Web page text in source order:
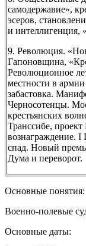
самодержавие»,
эсеров,
и интеллигенция,
9. Революция.
Гапоновщина,
Революционное
местности в
забастовка.
Черносотенцы.
крестьянских
Транссибе,
вознаграждение. I
спад. Новый
Дума и переворот.
Основные понятия:
Военно-полевые
Основные даты: